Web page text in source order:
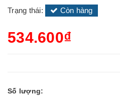
Trạng thái: Còn hàng
534.600₫
Số lượng: